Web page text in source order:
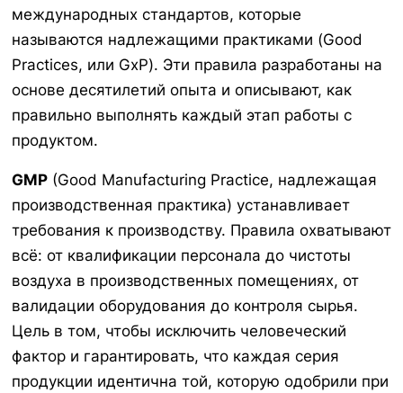
международных стандартов, которые
называются надлежащими практиками (Good
Practices, или GxP). Эти правила разработаны на
основе десятилетий опыта и описывают, как
правильно выполнять каждый этап работы с
продуктом.
GMP (Good Manufacturing Practice, надлежащая
производственная практика) устанавливает
требования к производству. Правила охватывают
всё: от квалификации персонала до чистоты
воздуха в производственных помещениях, от
валидации оборудования до контроля сырья.
Цель в том, чтобы исключить человеческий
фактор и гарантировать, что каждая серия
продукции идентична той, которую одобрили при